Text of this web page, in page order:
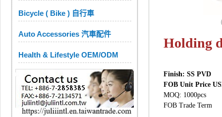
Bicycle ( Bike ) 自行車
Auto Accessories 汽車配件
Health & Lifestyle OEM/ODM
Holding
Finish: SS PVD
FOB Unit Price
MOQ: 1000pcs
FOB Trade Term